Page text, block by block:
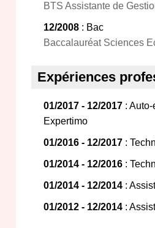
BTS Assistante de
12/2008 : Bac
Baccalauréat Sciences
Expériences
01/2017 - 12/2017 :
Expertimo
01/2016 - 12/2017 :
01/2014 - 12/2016 :
01/2014 - 12/2014 :
01/2012 - 12/2014 :